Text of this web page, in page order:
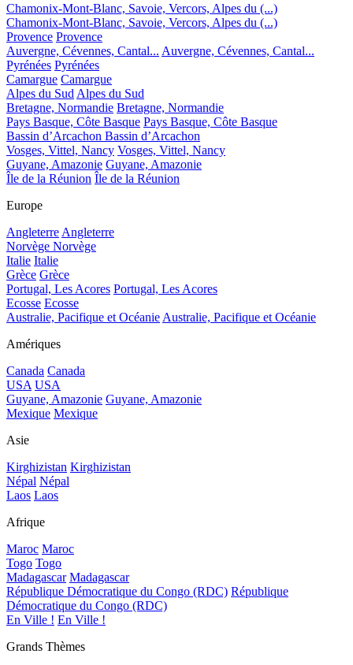
Chamonix-Mont-Blanc, Savoie, Vercors, Alpes du (...)
Chamonix-Mont-Blanc, Savoie, Vercors, Alpes du (...)
Provence Provence
Auvergne, Cévennes, Cantal... Auvergne, Cévennes, Cantal...
Pyrénées Pyrénées
Camargue Camargue
Alpes du Sud Alpes du Sud
Bretagne, Normandie Bretagne, Normandie
Pays Basque, Côte Basque Pays Basque, Côte Basque
Bassin d’Arcachon Bassin d’Arcachon
Vosges, Vittel, Nancy Vosges, Vittel, Nancy
Guyane, Amazonie Guyane, Amazonie
Île de la Réunion Île de la Réunion
Europe
Angleterre Angleterre
Norvège Norvège
Italie Italie
Grèce Grèce
Portugal, Les Acores Portugal, Les Acores
Ecosse Ecosse
Australie, Pacifique et Océanie Australie, Pacifique et Océanie
Amériques
Canada Canada
USA USA
Guyane, Amazonie Guyane, Amazonie
Mexique Mexique
Asie
Kirghizistan Kirghizistan
Népal Népal
Laos Laos
Afrique
Maroc Maroc
Togo Togo
Madagascar Madagascar
République Démocratique du Congo (RDC) République
Démocratique du Congo (RDC)
En Ville ! En Ville !
Grands Thèmes